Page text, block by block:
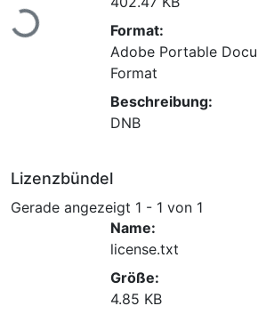
Lade...
Format:
Adobe Portable
Format
Beschreibung:
DNB
Lizenzbündel
Gerade angezeigt 1 - 1 von 1
Name:
license.txt
Größe:
4.85 KB